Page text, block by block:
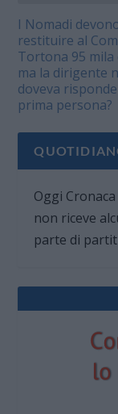
I Nomadi
restituire al
Tortona 95 mila
ma la dirigente
doveva
prima persona?
Oggi
non riceve
parte di